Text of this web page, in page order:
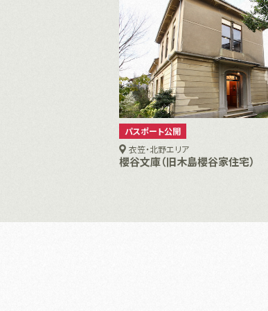
パスポート公開
衣笠・北野エリア
櫻谷文庫（旧木島櫻谷家住宅）